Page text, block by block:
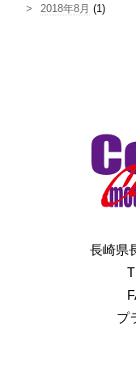
2018年8月 (1)
長崎県
プ